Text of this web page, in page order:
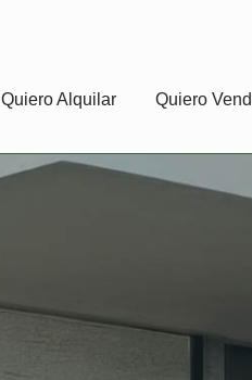
Quiero Alquilar Quiero